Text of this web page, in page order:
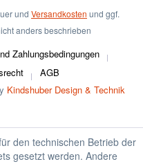
und Versandkosten und ggf.
anders beschrieben
Zahlungsbedingungen
AGB
Kindshuber Design & Technik
den technischen Betrieb der
gesetzt werden. Andere